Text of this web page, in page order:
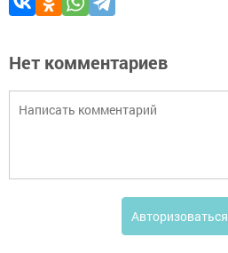
Нет комментариев
Авторизоваться